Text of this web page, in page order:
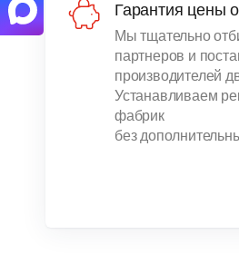
Гарантия цены
Мы тщательно
партнеров и
производителей
Устанавливаем
фабрик
без